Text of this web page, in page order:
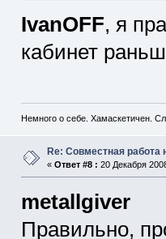
IvanOFF, я
кабинет
Немного о себе. Хамаскетичен.
Re: Совместная работа
« Ответ #8 : 20 Декабря
metallgiver
Правильно,